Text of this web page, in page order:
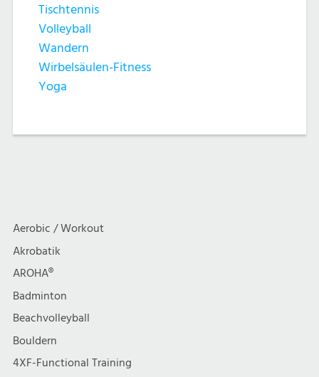
Tischtennis
Volleyball
Wandern
Wirbelsäulen-Fitness
Yoga
Aerobic / Workout
Akrobatik
AROHA®
Badminton
Beachvolleyball
Bouldern
4XF-Functional Training